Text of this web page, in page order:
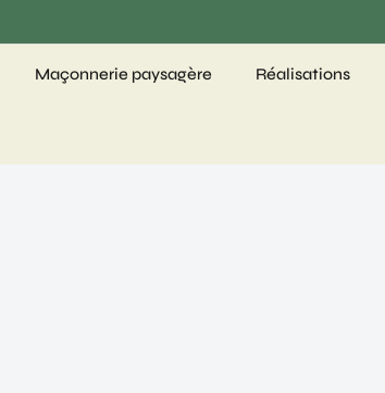
Maçonnerie paysagère Réalisations